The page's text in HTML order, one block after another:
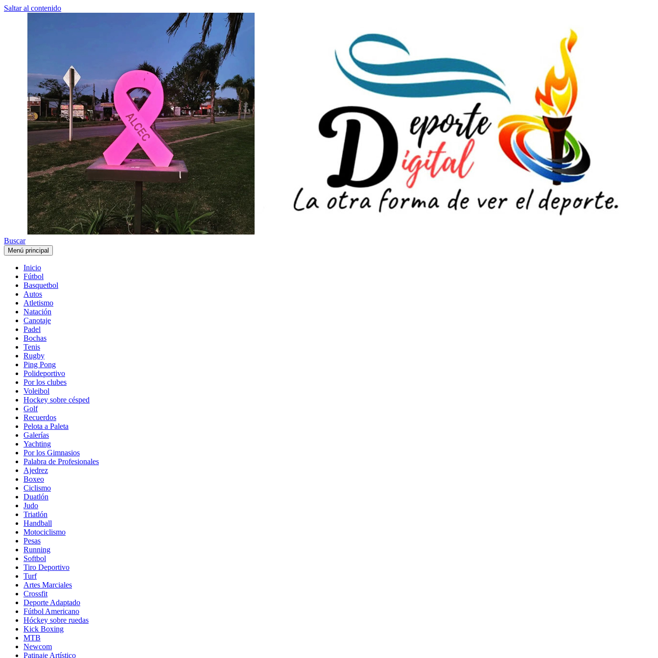
Saltar al contenido
Buscar
Menú principal
Inicio
Fútbol
Basquetbol
Autos
Atletismo
Natación
Canotaje
Padel
Bochas
Tenis
Rugby
Ping Pong
Polideportivo
Por los clubes
Voleibol
Hockey sobre césped
Golf
Recuerdos
Pelota a Paleta
Galerías
Yachting
Por los Gimnasios
Palabra de Profesionales
Ajedrez
Boxeo
Ciclismo
Duatlón
Judo
Triatlón
Handball
Motociclismo
Pesas
Running
Softbol
Tiro Deportivo
Turf
Artes Marciales
Crossfit
Deporte Adaptado
Fútbol Americano
Hóckey sobre ruedas
Kick Boxing
MTB
Newcom
Patinaje Artístico